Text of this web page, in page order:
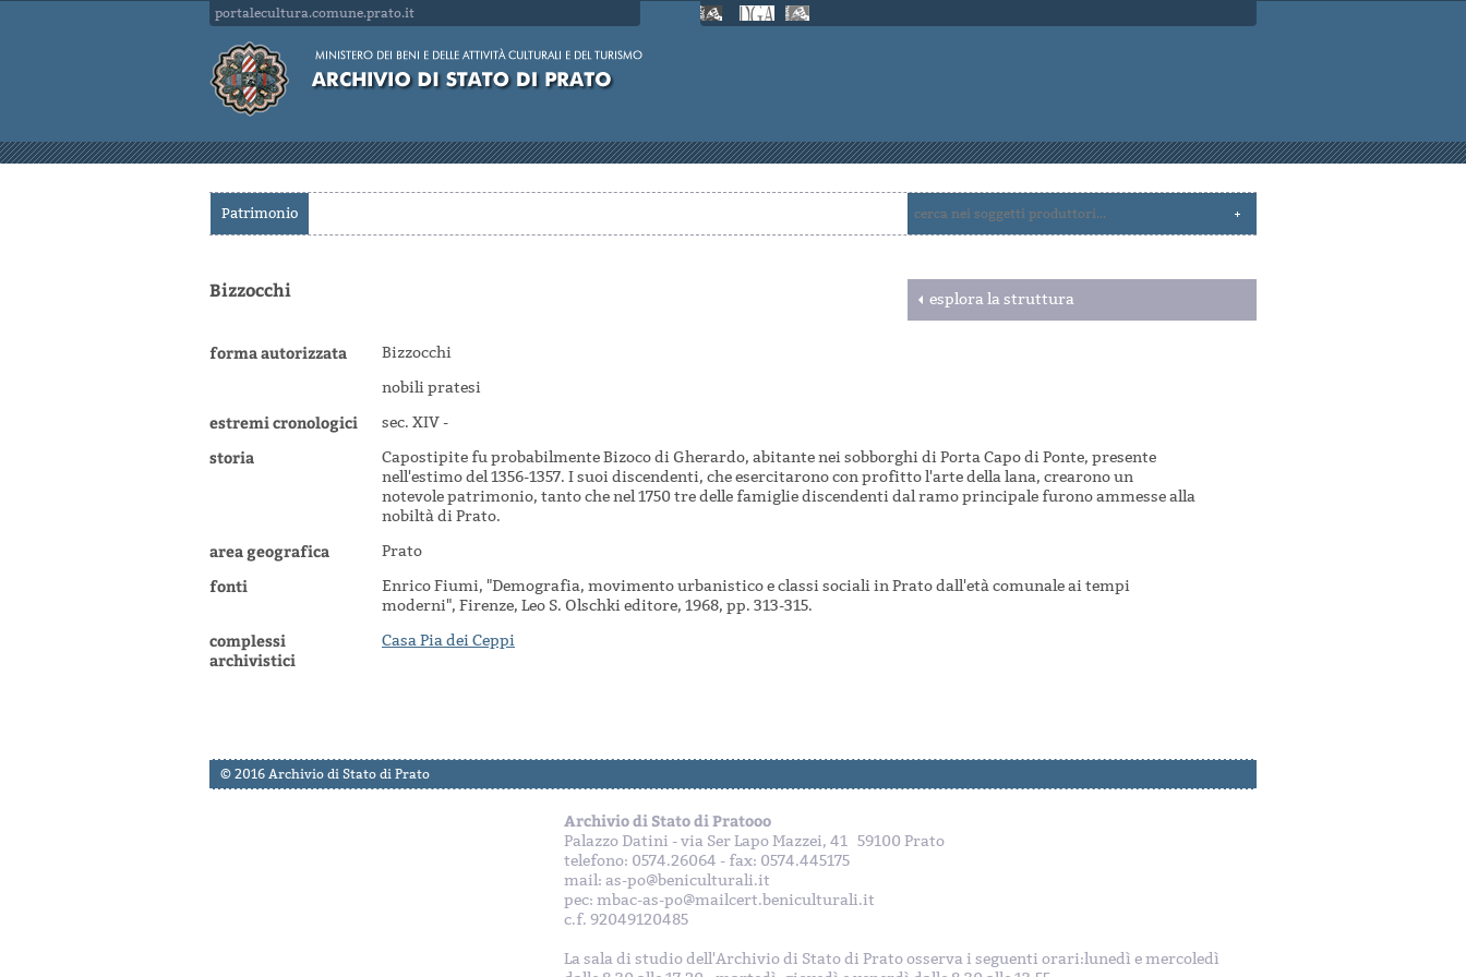
portalecultura.comune.prato.it
Patrimonio
Bizzocchi esplora la struttura
forma autorizzata
Bizzocchi
nobili pratesi
estremi cronologici sec. XIV -
storia
Capostipite fu probabilmente Bizoco di Gherardo, abitante nei sobborghi di Porta Capo di Ponte, presente
nell'estimo del 1356-1357. I suoi discendenti, che esercitarono con profitto l'arte della lana, crearono un
notevole patrimonio, tanto che nel 1750 tre delle famiglie discendenti dal ramo principale furono ammesse alla
nobiltà di Prato.
area geografica Prato
fonti
Enrico Fiumi, "Demografia, movimento urbanistico e classi sociali in Prato dall'età comunale ai tempi
moderni", Firenze, Leo S. Olschki editore, 1968, pp. 313-315.
complessi
archivistici
Casa Pia dei Ceppi
© 2016 Archivio di Stato di Prato
Archivio di Stato di Pratooo
Palazzo Datini - via Ser Lapo Mazzei, 41 59100 Prato
telefono: 0574.26064 - fax: 0574.445175
mail: as-po@beniculturali.it
pec: mbac-as-po@mailcert.beniculturali.it
c.f. 92049120485
La sala di studio dell'Archivio di Stato di Prato osserva i seguenti orari:lunedì e mercoledì